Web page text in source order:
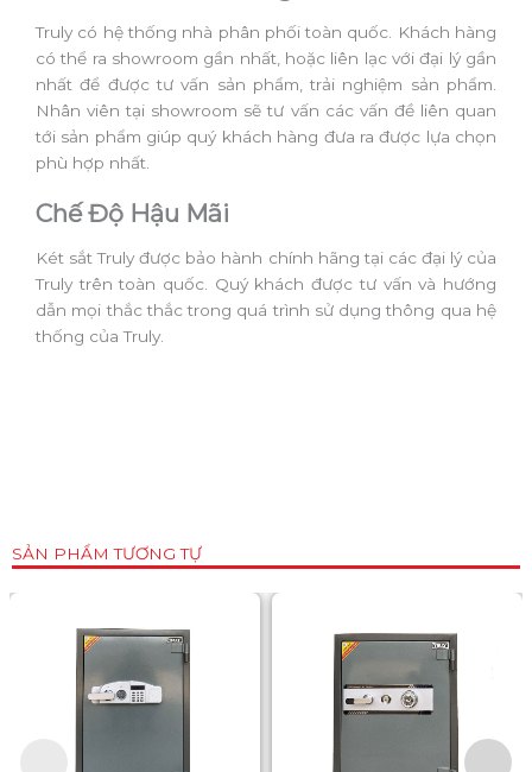
Truly có hệ thống nhà phân phối toàn quốc. Khách hàng
có thể ra showroom gần nhất, hoặc liên lạc với đại lý gần
nhất để được tư vấn sản phẩm, trải nghiệm sản phẩm.
Nhân viên tại showroom sẽ tư vấn các vấn đề liên quan
tới sản phẩm giúp quý khách hàng đưa ra được lựa chọn
phù hợp nhất.
Chế Độ Hậu Mãi
Két sắt Truly được bảo hành chính hãng tại các đại lý của
Truly trên toàn quốc. Quý khách được tư vấn và hướng
dẫn mọi thắc thắc trong quá trình sử dụng thông qua hệ
thống của Truly.
SẢN PHẨM TƯƠNG TỰ